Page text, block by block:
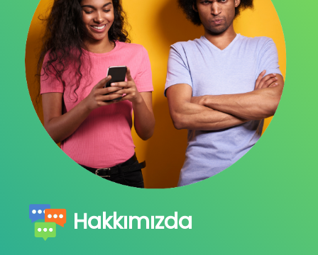
Hakkımızda